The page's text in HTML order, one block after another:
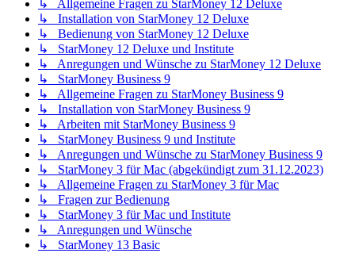
↳ Allgemeine Fragen zu StarMoney 12 Deluxe
↳ Installation von StarMoney 12 Deluxe
↳ Bedienung von StarMoney 12 Deluxe
↳ StarMoney 12 Deluxe und Institute
↳ Anregungen und Wünsche zu StarMoney 12 Deluxe
↳ StarMoney Business 9
↳ Allgemeine Fragen zu StarMoney Business 9
↳ Installation von StarMoney Business 9
↳ Arbeiten mit StarMoney Business 9
↳ StarMoney Business 9 und Institute
↳ Anregungen und Wünsche zu StarMoney Business 9
↳ StarMoney 3 für Mac (abgekündigt zum 31.12.2023)
↳ Allgemeine Fragen zu StarMoney 3 für Mac
↳ Fragen zur Bedienung
↳ StarMoney 3 für Mac und Institute
↳ Anregungen und Wünsche
↳ StarMoney 13 Basic